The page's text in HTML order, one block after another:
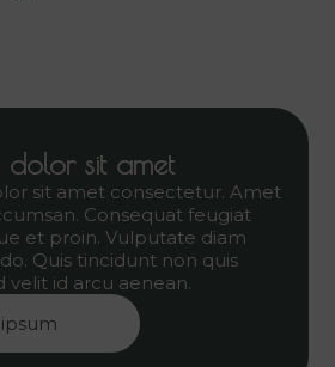
dolor sit amet
sit amet consectetur. Amet
Consequat feugiat
et proin. Vulputate diam
Quis tincidunt non quis
velit id arcu aenean.